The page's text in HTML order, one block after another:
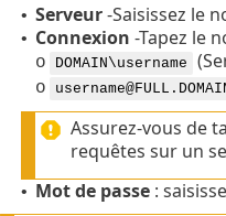
• Serveur-Saisissez le
• Connexion -Tapez le
o DOMAIN\username
o
Assurez-vous de
requêtes sur un
• Mot de passe: